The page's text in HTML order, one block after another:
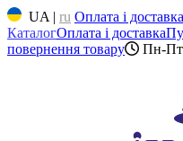
UA | ru Оплата і доставка
КаталогОплата і доставка
повернення товару
Пн-